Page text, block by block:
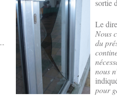
sortie
Le
Nous
du
nous
pour